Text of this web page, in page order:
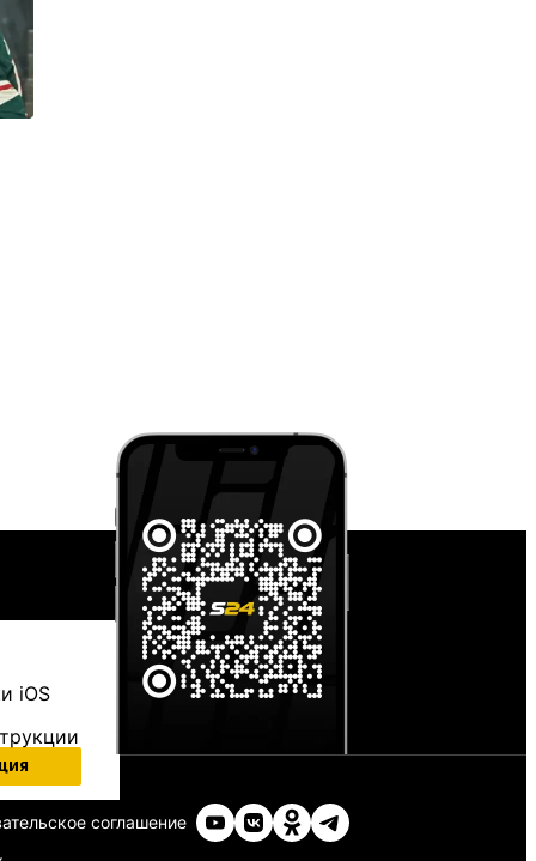
iOS
соглашение